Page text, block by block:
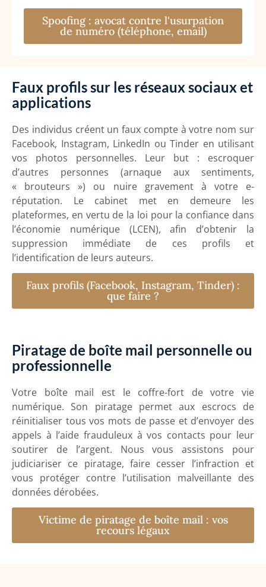
Spoofing : avocat contre l'usurpation
de numéro (téléphone, email)
Faux profils sur les réseaux sociaux et
applications
Des individus créent un faux compte à votre nom sur
Facebook, Instagram, LinkedIn ou Tinder en utilisant
vos photos personnelles. Leur but : escroquer
d’autres personnes (arnaque aux sentiments,
« brouteurs ») ou nuire gravement à votre e-
réputation. Le cabinet met en demeure les
plateformes, en vertu de la loi pour la confiance dans
l’économie numérique (LCEN), afin d’obtenir la
suppression immédiate de ces profils et
l’identification de leurs auteurs.
Faux profils (Facebook, Instagram, Tinder) :
que faire ?
Piratage de boîte mail personnelle ou
professionnelle
Votre boîte mail est le coffre-fort de votre vie
numérique. Son piratage permet aux escrocs de
réinitialiser tous vos mots de passe et d’envoyer des
appels à l’aide frauduleux à vos contacts pour leur
soutirer de l’argent. Nous vous assistons pour
judiciariser ce piratage, faire cesser l’infraction et
vous protéger contre l’utilisation malveillante des
données dérobées.
Victime de piratage de boîte mail : vos
recours légaux